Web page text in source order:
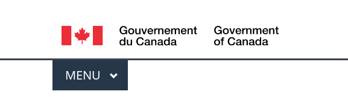
Language
selection
Menu
MENU PRINCIPAL